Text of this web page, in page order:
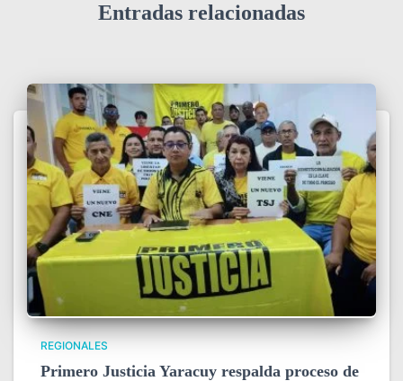
Entradas relacionadas
REGIONALES
Primero Justicia Yaracuy respalda proceso de